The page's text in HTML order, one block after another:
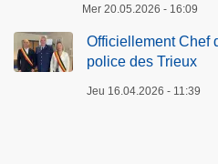
Mer 20.05.2026 - 16:09
Officiellement Chef
police des Trieux
Jeu 16.04.2026 - 11:39